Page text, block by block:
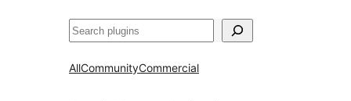
തിരയുക
AllCommunityCommercial